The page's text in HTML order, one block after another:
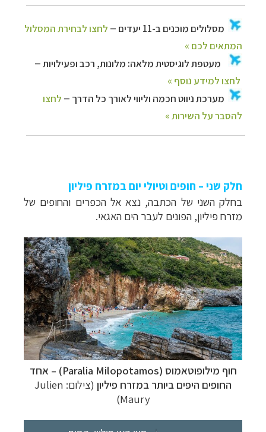
חלק שני – חופים וטיולי יום במזרח פיליון
בחלק השני של הכתבה, נצא אל הכפרים והחופים של
מזרח פיליון, הפונים לעבר הים האגאי.
חוף מילופוטאמוס (Paralia Milopotamos) – אחד
החופים היפים ביותר במזרח פיליון
(צילום: Julien
Maury)